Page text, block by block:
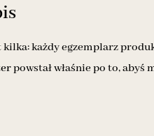
każdy egzemplarz
powstał właśnie po to, abyś